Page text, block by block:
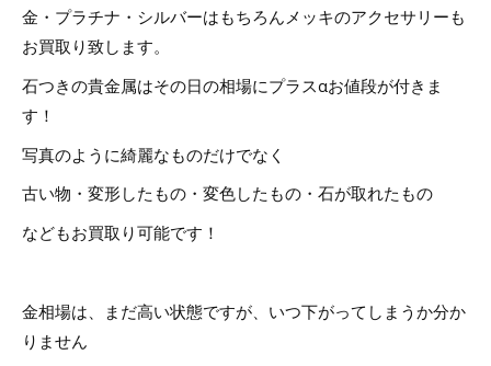
金・プラチナ・シルバーはもちろんメッキのアクセサリーも
お買取り致します。
石つきの貴金属はその日の相場にプラスαお値段が付きま
す！
写真のように綺麗なものだけでなく
古い物・変形したもの・変色したもの・石が取れたもの
などもお買取り可能です！
金相場は、まだ高い状態ですが、いつ下がってしまうか分か
りません